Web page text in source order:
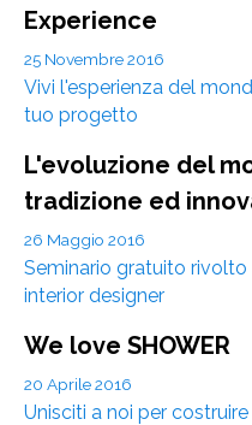
Experience
25 Novembre 2016
Vivi l'esperienza del
tuo progetto
L'evoluzione del
tradizione ed
26 Maggio 2016
Seminario gratuito
interior designer
We love SHOWER
20 Aprile 2016
Unisciti a noi per